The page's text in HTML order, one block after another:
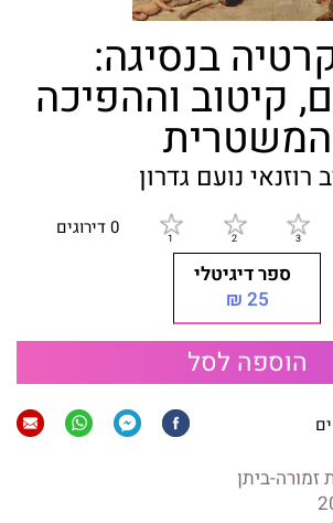
בנסיגה:
קיטוב וההפיכה
המשטרית
רוזנאי נועם גדרון
0 דירוגים
ספר דיגיטלי
25 ₪
הוספה לסל
זמורה-ביתן